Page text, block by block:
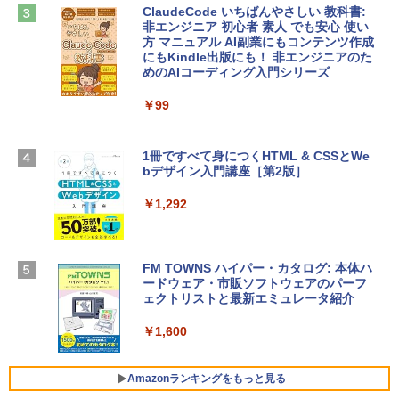
￥2,952
Apple 2026 MacBook Air M5チップ搭載
13インチノートブック：AIとApple Intell
スプレイ、16GBユニファイドメモリ、1
D - ミッドナイト
SSD インテル Core 5
￥129,800
ersonal/Copilotキー搭載/Win 11/15.6型/
Core i5/16GB/SSD 512GB/ホワイト) FM
VWK3E15W_AZ
Microsoft Office Home & Business 202
4(最新 永続版)|オンラインコード版|Wind
ows11、10/mac対応|PC2台
￥39,582
Robloxギフトカード - 2,000 Robux 【限
定バーチャルアイテムを含む】 【オンラ
ラインコード版
Windows版 | Minecraft (マインクラフ
ト): Java & Bedrock Edition | オンライ
ClaudeCode いちばんやさしい 教科書:
非エンジニア 初心者 素人 でも安心 使い
方 マニュアル AI副業にもコンテンツ作成
にもKindle出版にも！ 非エンジニアのた
めのAIコーディング入門シリーズ
￥99
1冊ですべて身につくHTML & CSSとWe
bデザイン入門講座［第2版］
￥1,292
FM TOWNS ハイパー・カタログ: 本体ハ
ードウェア・市販ソフトウェアのパーフ
ェクトリストと最新エミュレータ紹介
￥1,600
Amazonランキングをもっと見る